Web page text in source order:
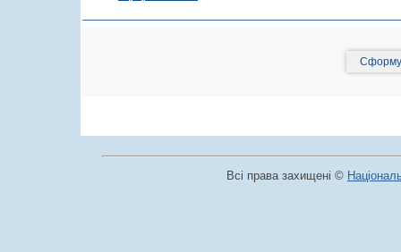
Всі права захищені ©